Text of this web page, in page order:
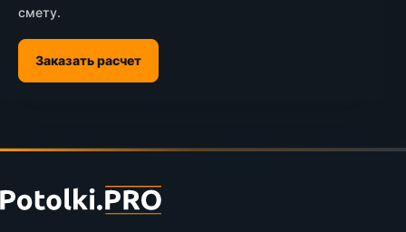
смету.
Заказать расчет
Футер
сайта